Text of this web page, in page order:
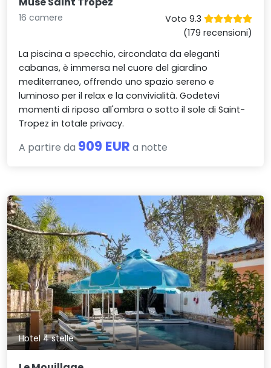
16 camere
Voto 9.3
(179 recensioni)
La piscina a specchio, circondata da eleganti
cabanas, è immersa nel cuore del giardino
mediterraneo, offrendo uno spazio sereno e
luminoso per il relax e la convivialità. Godetevi
momenti di riposo all'ombra o sotto il sole di Saint-
Tropez in totale privacy.
A partire da 909 EUR a notte
Hotel 4 stelle